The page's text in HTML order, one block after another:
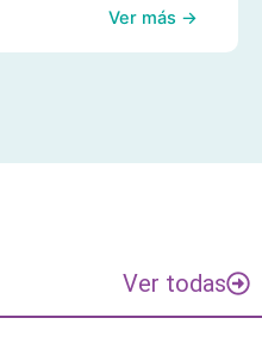
Ver más →
Ver todas